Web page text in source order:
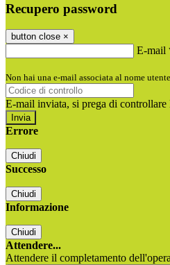
Recupero password
button close ×
E-mail
Non hai una e-mail associata al nome
E-mail inviata, si prega di controllare
Errore
Chiudi
Successo
Chiudi
Informazione
Chiudi
Attendere...
Attendere il completamento